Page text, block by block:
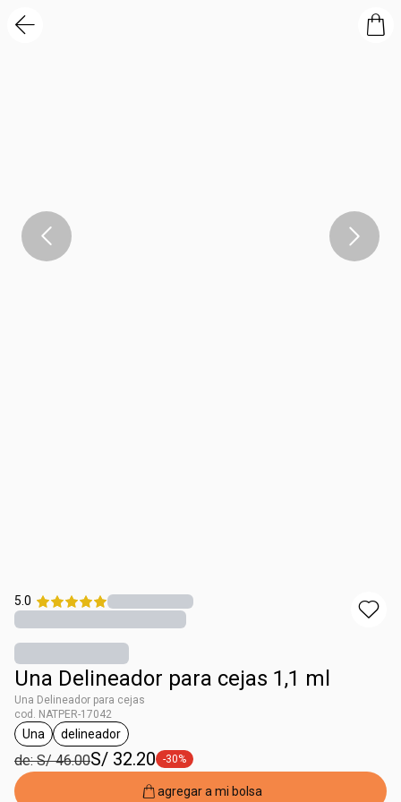
5.0
Una Delineador para cejas 1,1 ml
Una Delineador para cejas
cod. NATPER-17042
etiqueta Una
Una
etiqueta delineador
delineador
de: S/ 46.00S/ 32.20 etiqueta -30%
-30%
agregar a mi bolsa